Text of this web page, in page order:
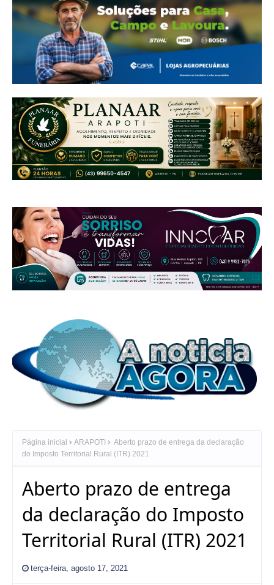
Página inicial ARAPOTI
Aberto prazo de entrega da declaração
do Imposto Territorial Rural (ITR) 2021
Aberto prazo de entrega
da declaração do Imposto
Territorial Rural (ITR) 2021
terça-feira, agosto 17, 2021